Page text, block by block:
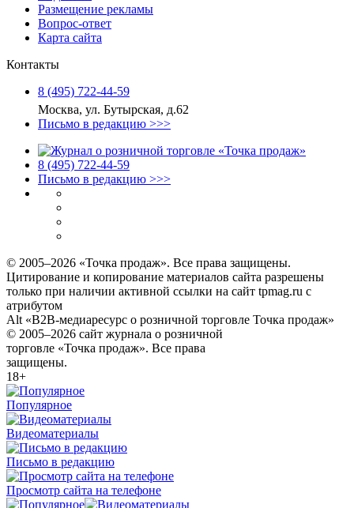
Размещение рекламы
Вопрос-ответ
Карта сайта
Контакты
8 (495) 722‑44‑59
Москва, ул. Бутырская, д.62
Письмо в редакцию >>>
8 (495) 722‑44‑59
Письмо в редакцию >>>
© 2005–2026 «Точка продаж». Все права защищены.
Цитирование и копирование материалов сайта разрешены
только при наличии активной ссылки на сайт tpmag.ru с
атрибутом
Alt «B2B-медиаресурс о розничной торговле Точка продаж»
© 2005–2026 сайт журнала о розничной
торговле «Точка продаж». Все права
защищены.
18+
Популярное
Видеоматериалы
Письмо в редакцию
Просмотр сайта на телефоне